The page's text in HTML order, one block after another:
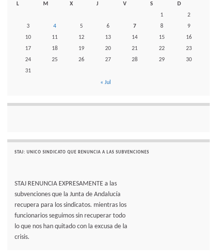
L M X J V S
D
1
2
3
4 5 6 7 8
9
10
11 12 13 14 15
16
17
18 19 20 21 22
23
24
25 26 27 28 29
30
31
« Jul
STAJ: UNICO SINDICATO QUE RENUNCIA A LAS SUBVENCIONES
STAJ RENUNCIA EXPRESAMENTE a las
subvenciones que la Junta de Andalucía
recupera para los sindicatos. mientras los
funcionarios seguimos sin recuperar todo
lo que nos han quitado con la excusa de la
crisis.